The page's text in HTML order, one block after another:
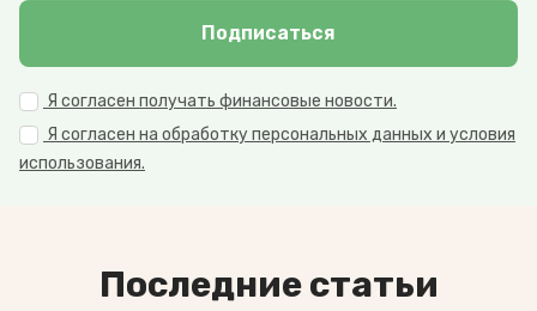
Подписаться
Я согласен получать финансовые новости.
Я согласен на обработку персональных данных и условия
использования.
Последние статьи